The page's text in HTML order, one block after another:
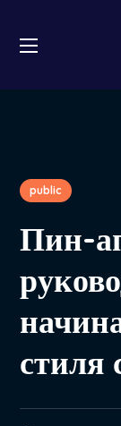
public
Пин-
стиля